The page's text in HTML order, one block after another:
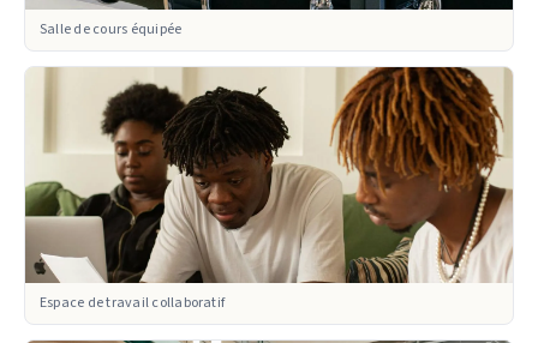
Salle de cours équipée
Espace de travail collaboratif